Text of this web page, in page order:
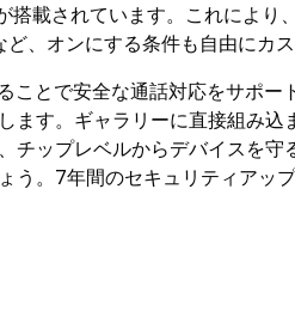
載されています。これにより
、オンにする条件も自由にカス
とで安全な通話対応をサポー
ます。ギャラリーに直接組み込
ップレベルからデバイスを守
う。7年間のセキュリティアッ